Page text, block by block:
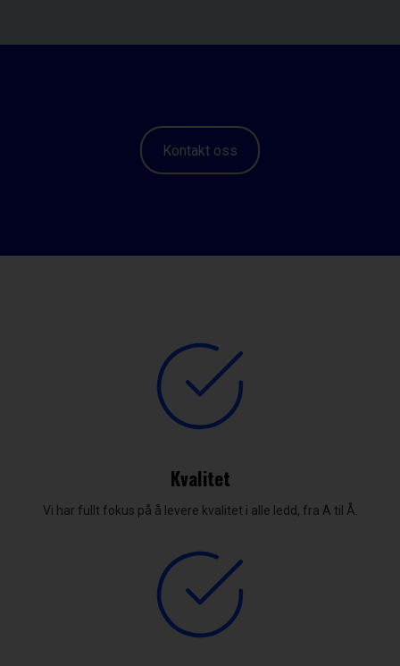
Kontakt oss
Kvalitet
Vi har fullt fokus på å levere kvalitet i alle ledd, fra A til Å.